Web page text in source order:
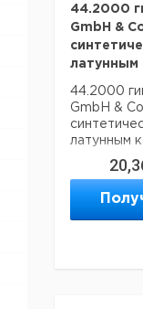
Viewer 1
Открытый:
внутри:
Датчик
44.2000
GmbH &
латунным
44.2000
GmbH &
латунным